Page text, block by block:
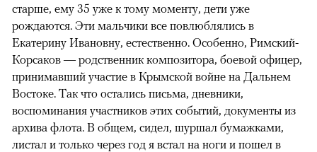
старше, ему 35 уже к тому моменту, дети уже
рождаются. Эти мальчики все повлюблялись в
Екатерину Ивановну, естественно. Особенно, Римский-
Корсаков — родственник композитора, боевой офицер,
принимавший участие в Крымской войне на Дальнем
Востоке. Так что остались письма, дневники,
воспоминания участников этих событий, документы из
архива флота. В общем, сидел, шуршал бумажками,
листал и только через год я встал на ноги и пошел в